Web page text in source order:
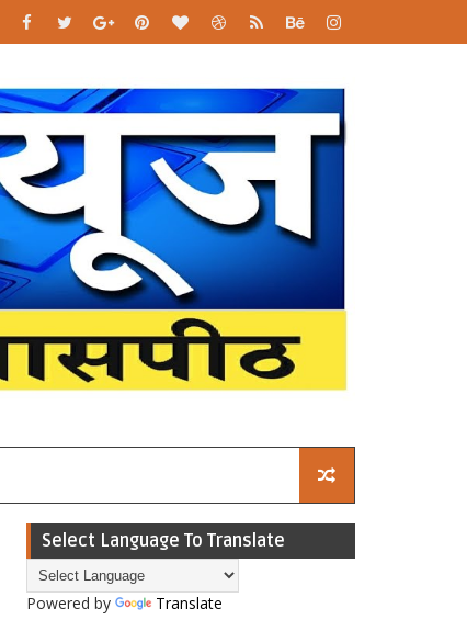
Select Language To Translate
Powered by Translate